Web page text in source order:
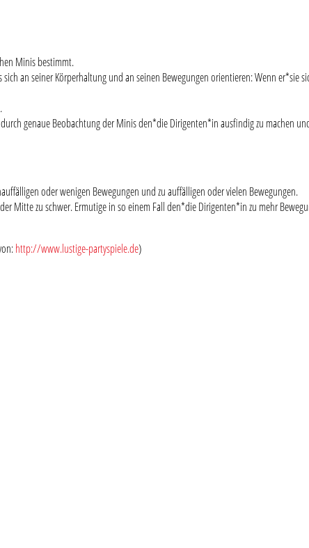
Minis bestimmt.
an seiner Körperhaltung und an seinen Bewegungen orientieren: Wenn er*sie
genaue Beobachtung der Minis den*die Dirigenten*in ausfindig zu machen
oder wenigen Bewegungen und zu auffälligen oder vielen Bewegungen.
zu schwer. Ermutige in so einem Fall den*die Dirigenten*in zu mehr
http://www.lustige-partyspiele.de)